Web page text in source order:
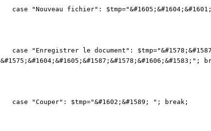
case "Nouveau fichier":
case "Enregistrer le document":
&#1575;&#1604;&#1605;&#1587;&#1578;&#1606;&#1583;";
case "Couper": $tmp="&#1602;&#1589; "; break;